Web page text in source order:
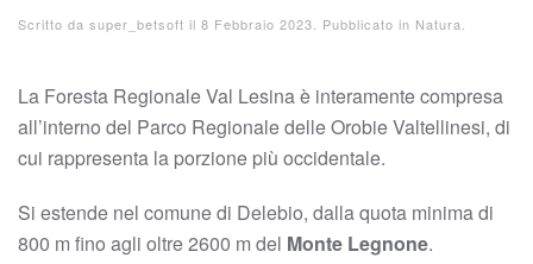
Scritto da super_betsoft il 8 Febbraio 2023. Pubblicato in Natura.
La Foresta Regionale Val Lesina è interamente compresa
all’interno del Parco Regionale delle Orobie Valtellinesi, di
cui rappresenta la porzione più occidentale.
Si estende nel comune di Delebio, dalla quota minima di
800 m fino agli oltre 2600 m del Monte Legnone.